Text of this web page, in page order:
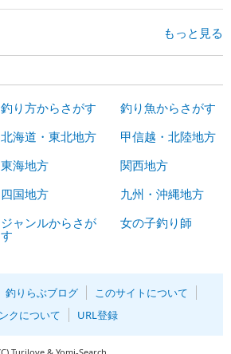
もっと見る
釣り方からさがす
釣り魚からさがす
北海道・東北地方
甲信越・北陸地方
東海地方
関西地方
四国地方
九州・沖縄地方
ジャンルからさが
す
女の子釣り師
釣りらぶブログ
このサイトについて
クについて
URL登録